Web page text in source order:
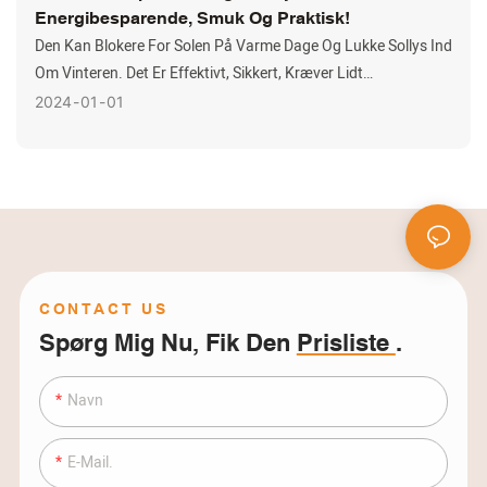
Energibesparende, Smuk Og Praktisk!
Den Kan Blokere For Solen På Varme Dage Og Lukke Sollys Ind
Om Vinteren. Det Er Effektivt, Sikkert, Kræver Lidt
Vedligeholdelse Og Er Praktisk - Det Bedste Valg Til Store
2024 01 01
CONTACT US
Spørg Mig Nu, Fik Den Prisliste .
Navn
E-Mail.